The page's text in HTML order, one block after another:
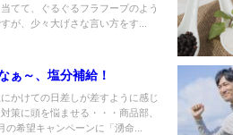
てて、ぐるぐるフラフープのよう
が、少々大げさな言い方をす...
ぁ～、塩分補給！
かけての日差しが差すように感じ
策に頭を悩ませる・・・商品部、
の希望キャンペーンに「湧命...